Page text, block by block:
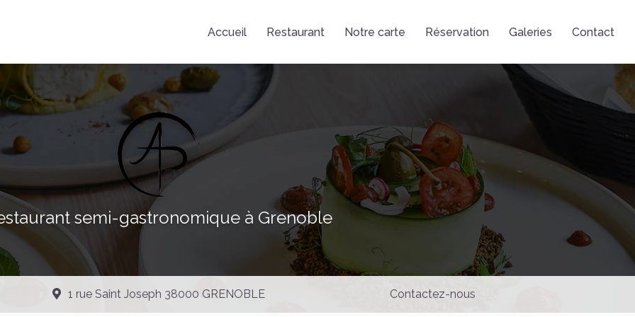
Accueil
Restaurant Notre carte Réservation Galeries Contact
semi-gastronomique à Grenoble
1 rue Saint Joseph 38000 GRENOBLE Contactez-nous